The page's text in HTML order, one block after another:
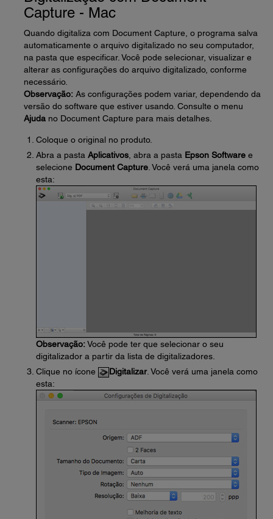
Capture - Mac
Quando digitaliza com Document Capture, o programa salva
automaticamente o arquivo digitalizado no seu computador,
na pasta que especificar. Você pode selecionar, visualizar e
alterar as configurações do arquivo digitalizado, conforme
necessário.
Observação: As configurações podem variar, dependendo da
versão do software que estiver usando. Consulte o menu
Ajuda no Document Capture para mais detalhes.
Coloque o original no produto.
Abra a pasta Aplicativos , abra a pasta Epson Software e
selecione Document Capture . Você verá uma janela como
esta:
Observação:Você pode ter que selecionar o seu
digitalizador a partir da lista de digitalizadores.
Clique no ícone
Digitalizar. Você verá uma janela como
esta: